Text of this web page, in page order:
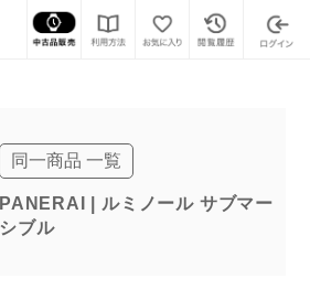
パネライ ルミノール (レンタル)ルミノール サブ
同一商品 一覧
PANERAI | ルミノール サブマー
シブル